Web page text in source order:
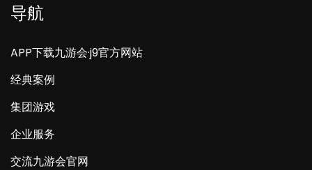
导航
APP下载九游会·j9官方网站
经典案例
集团游戏
企业服务
交流九游会官网